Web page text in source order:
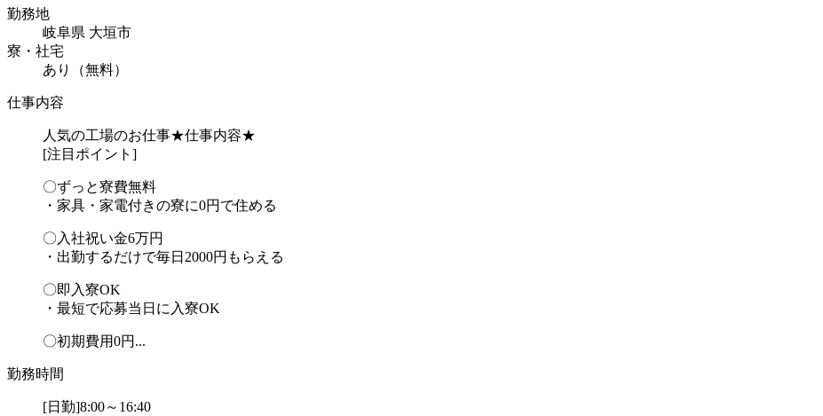
勤務地
岐阜県 大垣市
寮・社宅
あり（無料）
仕事内容
人気の工場のお仕事★仕事内容★
[注目ポイント]
〇ずっと寮費無料
・家具・家電付きの寮に0円で住める
〇入社祝い金6万円
・出勤するだけで毎日2000円もらえる
〇即入寮OK
・最短で応募当日に入寮OK
〇初期費用0円...
勤務時間
[日勤]8:00～16:40